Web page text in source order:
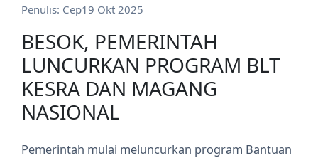
Penulis: Cep19 Okt 2025
BESOK, PEMERINTAH
LUNCURKAN PROGRAM BLT
KESRA DAN MAGANG
NASIONAL
Pemerintah mulai meluncurkan program Bantuan